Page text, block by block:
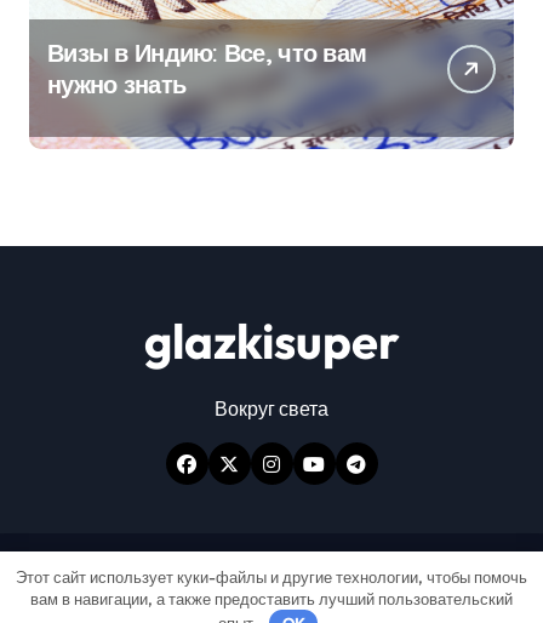
Визы в Индию: Все, что вам
нужно знать
glazkisuper
Вокруг света
Авторские права © Все права защищены|
NewspaperupотThemeansar.
Этот сайт использует куки-файлы и другие технологии, чтобы помочь
вам в навигации, а также предоставить лучший пользовательский